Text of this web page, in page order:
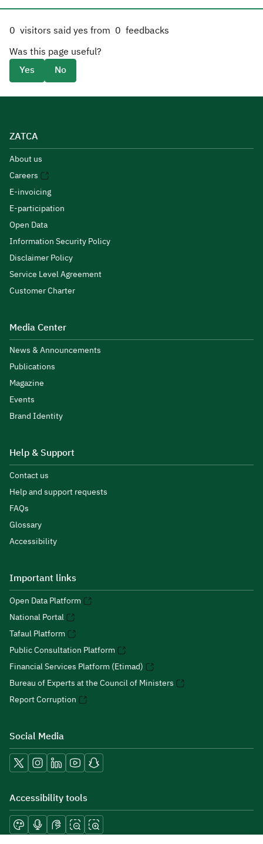
0 visitors said yes from 0 feedbacks
Was this page useful?
Yes
No
ZATCA
About us
Careers
E-invoicing
E-participation
Open Data
Information Security Policy
Disclaimer Policy
Service Level Agreement
Customer Charter
Media Center
News & Announcements
Publications
Magazine
Events
Brand Identity
Help & Support
Contact us
Help and support requests
FAQs
Glossary
Accessibility
Important links
Open Data Platform
National Portal
Tafaul Platform
Public Consultation Platform
Financial Services Platform (Etimad)
Bureau of Experts at the Council of Ministers
Report Corruption
Social Media
Accessibility tools